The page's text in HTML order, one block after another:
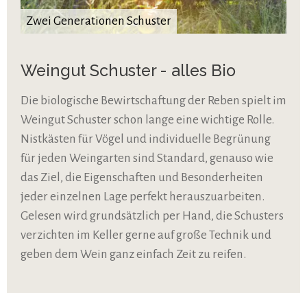
Zwei Generationen Schuster
Weingut Schuster - alles Bio
Die biologische Bewirtschaftung der Reben spielt im
Weingut Schuster schon lange eine wichtige Rolle.
Nistkästen für Vögel und individuelle Begrünung
für jeden Weingarten sind Standard, genauso wie
das Ziel, die Eigenschaften und Besonderheiten
jeder einzelnen Lage perfekt herauszuarbeiten.
Gelesen wird grundsätzlich per Hand, die Schusters
verzichten im Keller gerne auf große Technik und
geben dem Wein ganz einfach Zeit zu reifen.